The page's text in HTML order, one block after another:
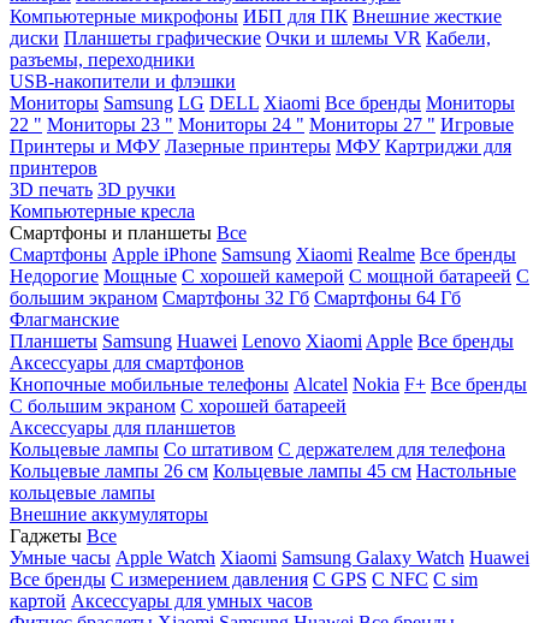
Компьютерные микрофоны ИБП для ПК Внешние жесткие
диски Планшеты графические Очки и шлемы VR Кабели,
разъемы, переходники
USB-накопители и флэшки
Мониторы Samsung LG DELL Xiaomi Все бренды Мониторы
22 " Мониторы 23 " Мониторы 24 " Мониторы 27 " Игровые
Принтеры и МФУ Лазерные принтеры МФУ Картриджи для
принтеров
3D печать 3D ручки
Компьютерные кресла
Смартфоны и планшеты Все
Смартфоны Apple iPhone Samsung Xiaomi Realme Все бренды
Недорогие Мощные С хорошей камерой С мощной батареей С
большим экраном Смартфоны 32 Гб Смартфоны 64 Гб
Флагманские
Планшеты Samsung Huawei Lenovo Xiaomi Apple Все бренды
Аксессуары для смартфонов
Кнопочные мобильные телефоны Alcatel Nokia F+ Все бренды
С большим экраном С хорошей батареей
Аксессуары для планшетов
Кольцевые лампы Со штативом C держателем для телефона
Кольцевые лампы 26 см Кольцевые лампы 45 см Настольные
кольцевые лампы
Внешние аккумуляторы
Гаджеты Все
Умные часы Apple Watch Xiaomi Samsung Galaxy Watch Huawei
Все бренды C измерением давления C GPS C NFC C sim
картой Аксессуары для умных часов